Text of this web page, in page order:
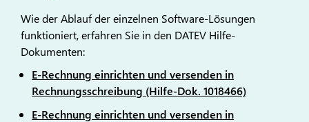
Wie der Ablauf der einzelnen Software-Lösungen
funktioniert, erfahren Sie in den DATEV Hilfe-
Dokumenten:
E-Rechnung einrichten und versenden in
Rechnungsschreibung (Hilfe-Dok. 1018466)
E-Rechnung einrichten und versenden in